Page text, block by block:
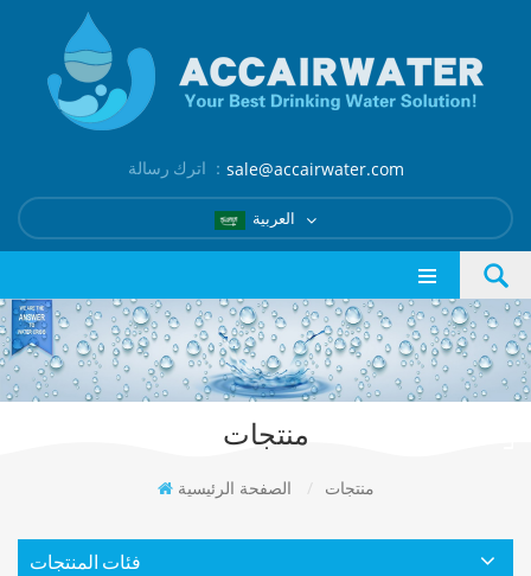
اترك رسالة ： sale@accairwater.com
منتجات
الصفحة الرئيسية / منتجات
فئات المنتجات